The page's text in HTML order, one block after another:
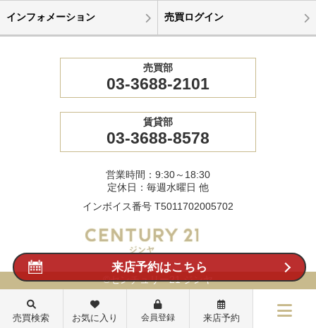
インフォメーション 売買ログイン
売買部
03-3688-2101
賃貸部
03-3688-8578
営業時間：9:30～18:30
定休日：毎週水曜日 他
インボイス番号 T5011702005702
©センチュリー21 ジンヤ
来店予約はこちら
売買検索 お気に入り 会員登録 来店予約